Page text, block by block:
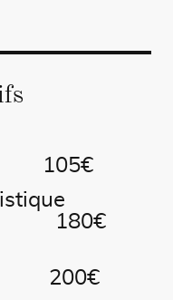
artistique
180€
200€